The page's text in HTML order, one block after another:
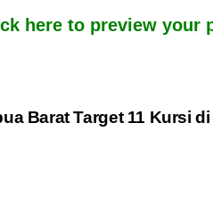
here to preview your
Barat Target 11 Kursi di